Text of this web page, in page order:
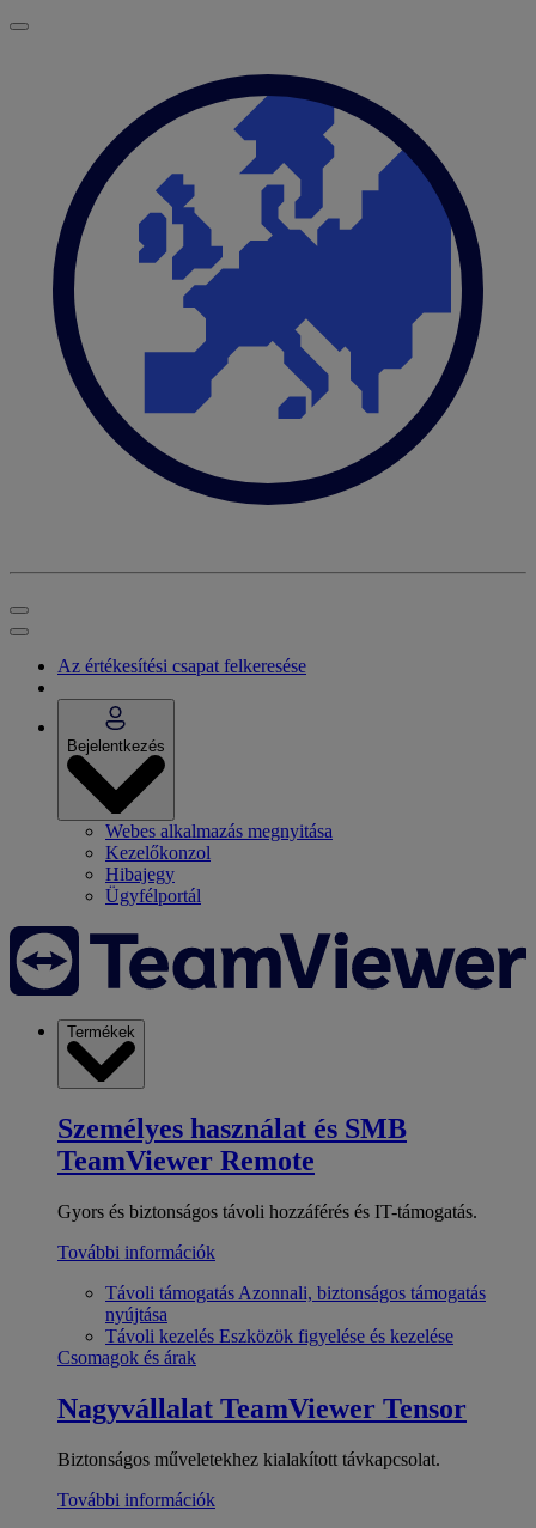
Az értékesítési csapat felkeresése
Bejelentkezés
Webes alkalmazás megnyitása
Kezelőkonzol
Hibajegy
Ügyfélportál
Termékek
Személyes használat és SMB
TeamViewer Remote
Gyors és biztonságos távoli hozzáférés és IT-támogatás.
További információk
Távoli támogatás Azonnali, biztonságos támogatás
nyújtása
Távoli kezelés Eszközök figyelése és kezelése
Csomagok és árak
Nagyvállalat TeamViewer Tensor
Biztonságos műveletekhez kialakított távkapcsolat.
További információk